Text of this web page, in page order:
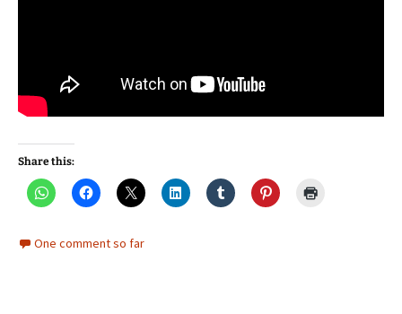
Share this:
One comment so far